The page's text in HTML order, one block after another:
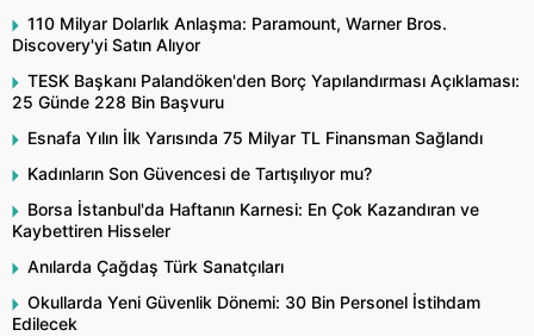
110 Milyar Dolarlık Anlaşma: Paramount, Warner Bros.
Discovery'yi Satın Alıyor
TESK Başkanı Palandöken'den Borç Yapılandırması Açıklaması:
25 Günde 228 Bin Başvuru
Esnafa Yılın İlk Yarısında 75 Milyar TL Finansman Sağlandı
Kadınların Son Güvencesi de Tartışılıyor mu?
Borsa İstanbul'da Haftanın Karnesi: En Çok Kazandıran ve
Kaybettiren Hisseler
Anılarda Çağdaş Türk Sanatçıları
Okullarda Yeni Güvenlik Dönemi: 30 Bin Personel İstihdam
Edilecek